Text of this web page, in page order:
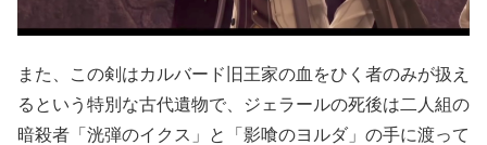
また、この剣はカルバード旧王家の血をひく者のみが扱え
るという特別な古代遺物で、ジェラールの死後は二人組の
暗殺者「洸弾のイクス」と「影喰のヨルダ」の手に渡って